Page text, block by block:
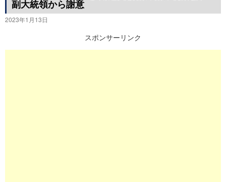
ッ
副大統領から謝意
2023年1月13日
スポンサーリンク